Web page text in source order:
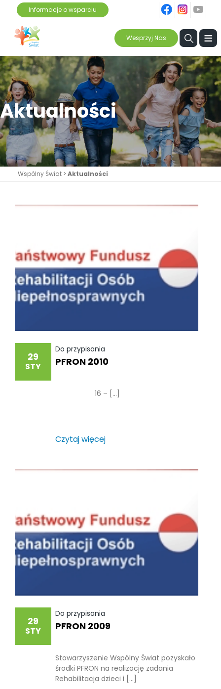
Informacje o wsparciu
ins
Wesprzyj Nas ≡
Aktualności
Wspólny Świat > Aktualności
29
STY
Do przypisania
PFRON 2010
16 – […]
Czytaj więcej
29
STY
Do przypisania
PFRON 2009
Stowarzyszenie Wspólny Świat pozyskało
środki PFRON na realizację zadania
Rehabilitacja dzieci i […]